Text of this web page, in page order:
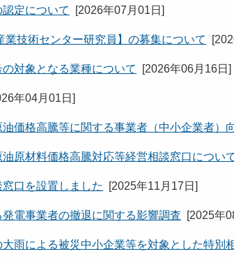
定について [2026年07月01日 ]
業技術センター研究員】の募集について [
対象となる業種について [2026年06月16日 ]
年04月01日 ]
価格高騰等に関する事業者（中小企業者）
原材料価格高騰対応等経営相談窓口につい
口を設置しました [2025年11月17日 ]
電事業者の撤退に関する影響調査 [2025年
雨による被災中小企業等を対象とした特別